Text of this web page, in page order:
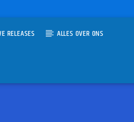
RELEASES ALLES OVER ONS